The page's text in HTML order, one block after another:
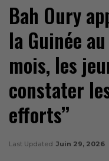
Bah Oury
la Guinée au
mois, les
constater
efforts’’
Last Updated Juin 29, 2026